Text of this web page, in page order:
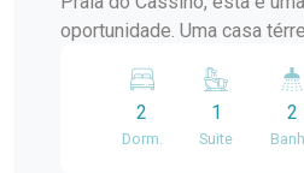
oportunidade. Uma casa
quem deseja morar ou
mais procuradas do Rio Grande
conta com 2 dormitórios,
2
Dorm.
1
Suite
2